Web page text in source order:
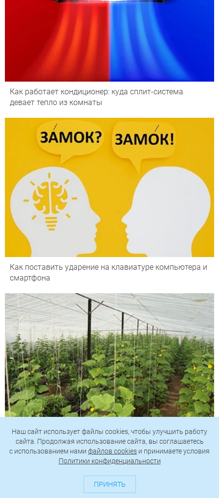
Как работает кондиционер: куда сплит-система
девает тепло из комнаты
Как поставить ударение на клавиатуре компьютера и
смартфона
Как сделать капельный полив своими руками на
огороде и в теплице
Наш сайт использует файлы cookies, чтобы улучшить работу
сайта. Продолжая использование сайта, вы соглашаетесь
c использованием нами файлов cookies и принимаете условия
Политики конфиденциальности
ПРИНЯТЬ